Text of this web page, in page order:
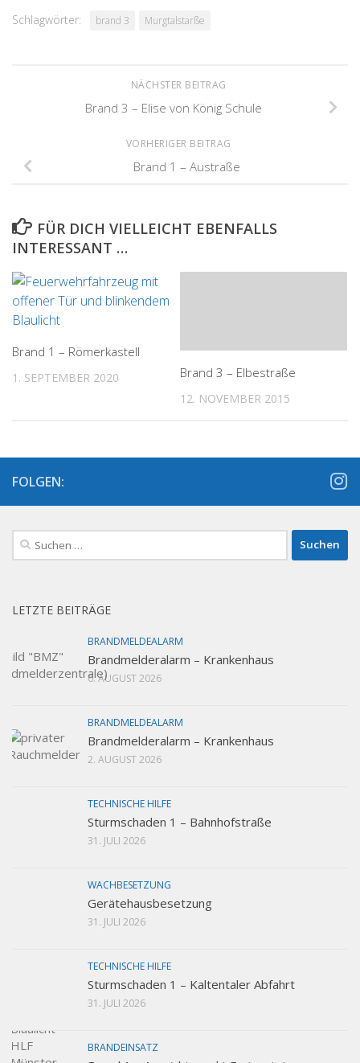
Schlagwörter: brand 3 Murgtalstarße
NÄCHSTER BEITRAG
Brand 3 – Elise von König Schule
VORHERIGER BEITRAG
Brand 1 – Austraße
FÜR DICH VIELLEICHT EBENFALLS
INTERESSANT …
Brand 1 – Römerkastell
1. SEPTEMBER 2020 Brand 3 – Elbestraße
12. NOVEMBER 2015
FOLGEN:
Suchen
nach:
LETZTE BEITRÄGE
BRANDMELDEALARM
Brandmelderalarm – Krankenhaus
6. AUGUST 2026
BRANDMELDEALARM
Brandmelderalarm – Krankenhaus
2. AUGUST 2026
TECHNISCHE HILFE
Sturmschaden 1 – Bahnhofstraße
31. JULI 2026
WACHBESETZUNG
Gerätehausbesetzung
31. JULI 2026
TECHNISCHE HILFE
Sturmschaden 1 – Kaltentaler Abfahrt
31. JULI 2026
BRANDEINSATZ